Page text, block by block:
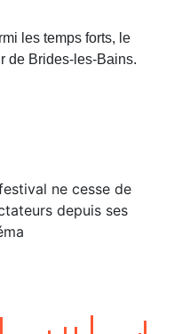
les temps forts, le
de Brides-les-Bains.
ne cesse de
depuis ses